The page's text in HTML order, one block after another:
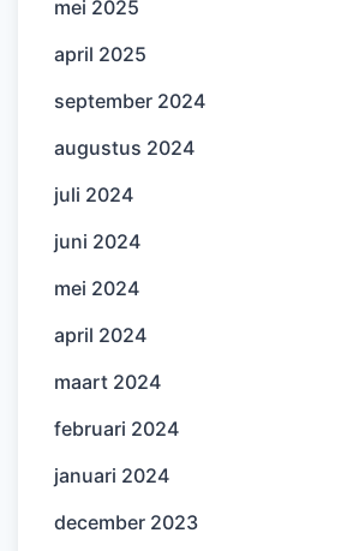
mei 2025
april 2025
september 2024
augustus 2024
juli 2024
juni 2024
mei 2024
april 2024
maart 2024
februari 2024
januari 2024
december 2023